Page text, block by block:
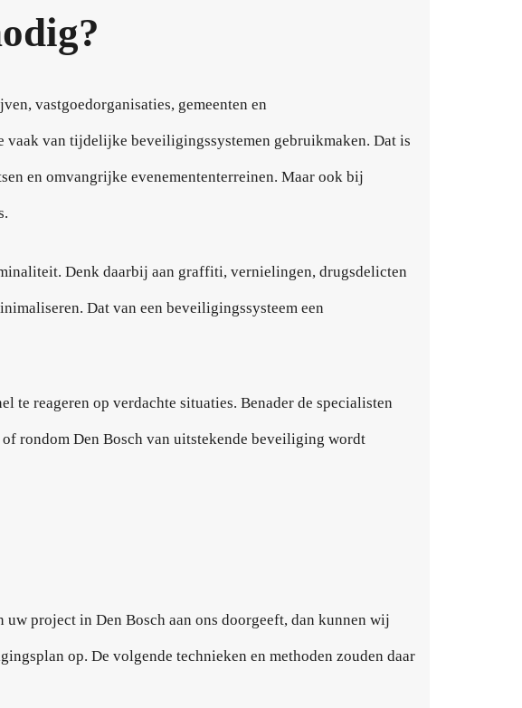
vastgoedorganisaties, gemeenten en
vaak van tijdelijke beveiligingssystemen gebruikmaken. Dat is
en omvangrijke evenemententerreinen. Maar ook bij
Denk daarbij aan graffiti, vernielingen, drugsdelicten
Dat van een beveiligingssysteem een
te reageren op verdachte situaties. Benader de specialisten
rondom Den Bosch van uitstekende beveiliging wordt
project in Den Bosch aan ons doorgeeft, dan kunnen wij
op. De volgende technieken en methoden zouden daar